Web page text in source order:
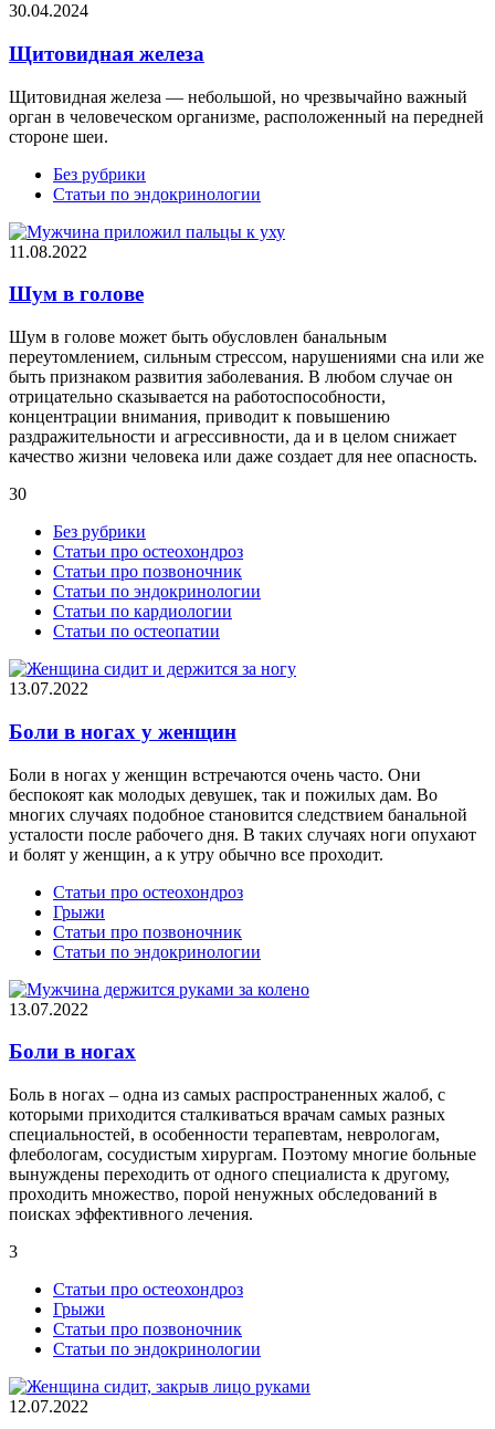
30.04.2024
Щитовидная железа
Щитовидная железа — небольшой, но чрезвычайно важный
орган в человеческом организме, расположенный на передней
стороне шеи.
Без рубрики
Статьи по эндокринологии
11.08.2022
Шум в голове
Шум в голове может быть обусловлен банальным
переутомлением, сильным стрессом, нарушениями сна или же
быть признаком развития заболевания. В любом случае он
отрицательно сказывается на работоспособности,
концентрации внимания, приводит к повышению
раздражительности и агрессивности, да и в целом снижает
качество жизни человека или даже создает для нее опасность.
30
Без рубрики
Статьи про остеохондроз
Статьи про позвоночник
Статьи по эндокринологии
Статьи по кардиологии
Статьи по остеопатии
13.07.2022
Боли в ногах у женщин
Боли в ногах у женщин встречаются очень часто. Они
беспокоят как молодых девушек, так и пожилых дам. Во
многих случаях подобное становится следствием банальной
усталости после рабочего дня. В таких случаях ноги опухают
и болят у женщин, а к утру обычно все проходит.
Статьи про остеохондроз
Грыжи
Статьи про позвоночник
Статьи по эндокринологии
13.07.2022
Боли в ногах
Боль в ногах – одна из самых распространенных жалоб, с
которыми приходится сталкиваться врачам самых разных
специальностей, в особенности терапевтам, неврологам,
флебологам, сосудистым хирургам. Поэтому многие больные
вынуждены переходить от одного специалиста к другому,
проходить множество, порой ненужных обследований в
поисках эффективного лечения.
3
Статьи про остеохондроз
Грыжи
Статьи про позвоночник
Статьи по эндокринологии
12.07.2022